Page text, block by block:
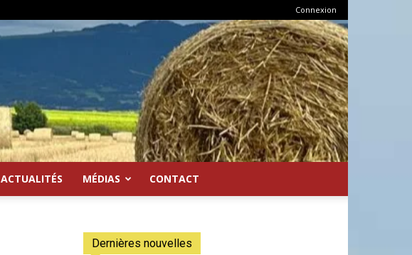
Connexion
ACTUALITÉS MÉDIAS CONTACT
Dernières nouvelles